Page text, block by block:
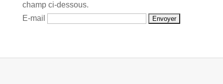
champ ci-dessous.
E-mail